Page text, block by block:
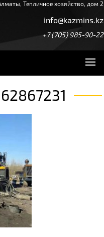
info@kazmins.kz
Тепличное хозяйство, дом 2
+7 (705) 985-90-22